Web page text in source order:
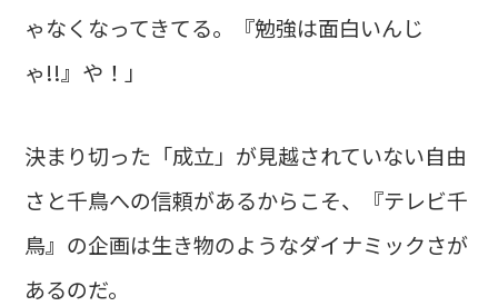
ゃなくなってきてる。『勉強は面白いんじ
ゃ!!』や！」
決まり切った「成立」が見越されていない自由
さと千鳥への信頼があるからこそ、『テレビ千
鳥』の企画は生き物のようなダイナミックさが
あるのだ。